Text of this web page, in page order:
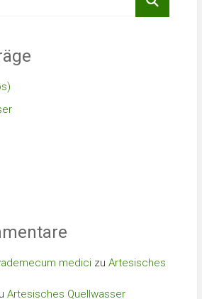
medicizu Artesisches
Artesisches Quellwasser